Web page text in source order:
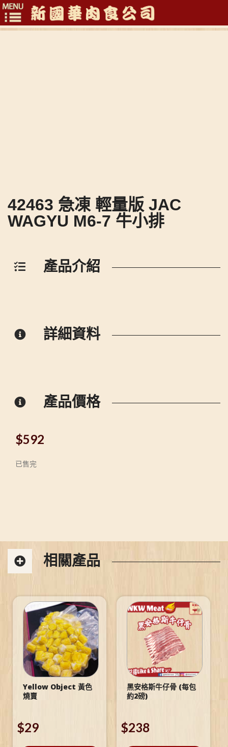
Toggle
42463 急凍 輕量版 JAC
WAGYU M6-7 牛小排
產品介紹
詳細資料
產品價格
$592
已售完
相關產品
Yellow Object 黃色
燒賣
$29
黑安格斯牛仔骨 (每包
約2磅)
$238